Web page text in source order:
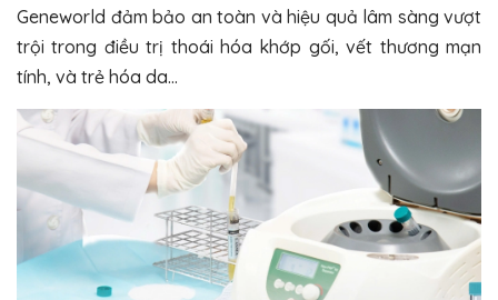
Geneworld đảm bảo an toàn và hiệu quả lâm sàng vượt
trội trong điều trị thoái hóa khớp gối, vết thương mạn
tính, và trẻ hóa da…